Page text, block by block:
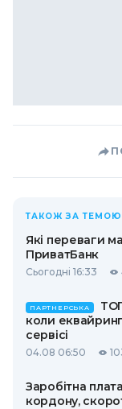
ТАКОЖ ЗА ТЕМОЮ
Які переваги
ПриватБанк
Сьогодні 16:33
ПАРТНЕРСЬКА
коли
сервісі
04.08 06:50
Заробітна
кордону,